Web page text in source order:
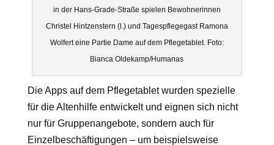
in der Hans-Grade-Straße spielen Bewohnerinnen
Christel Hintzenstern (l.) und Tagespflegegast Ramona
Wolfert eine Partie Dame auf dem Pflegetablet. Foto:
Bianca Oldekamp/Humanas
Die Apps auf dem Pflegetablet wurden spezielle
für die Altenhilfe entwickelt und eignen sich nicht
nur für Gruppenangebote, sondern auch für
Einzelbeschäftigungen – um beispielsweise